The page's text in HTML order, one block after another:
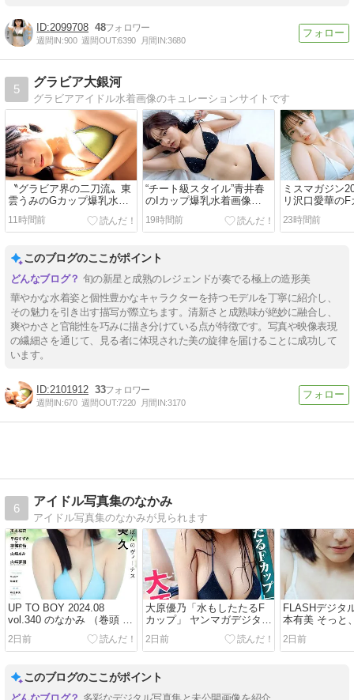
2099708 48
週間IN:900 週間OUT:6390 月間IN:3680
5
グラビア大銀河
グラビアアイドル水着画像のキュレーションサイトです
〝グラビア界の二刀流〟東
雲うみのGカップ爆乳水着
画像【112：知的オーラと
魅惑の曲線美が放つ至高の
11時間前
“チート級スタイル”青井春
のIカップ爆乳水着画像
【29：圧倒的スケールと洗
練された美学の共演】
19時間前
ミスマガジン
リ沢口愛華の
水着画像【
格を纏う至高
23時間前
このブログのここがポイント
旬の新星と成熟のレジェンドが奏でる極上の造形美
華やかな水着姿と個性豊かなキャラクターを持つモデルを丁寧に紹介し、
その魅力を引き出す描写が際立ちます。清新さと成熟味が絶妙に融合し、
爽やかさと官能性を巧みに描き分けている点が特徴です。写真や映像表現
の繊細さを通じて、見る者に体現された美の旋律を届けることに成功して
います。
2101912 33
週間IN:670 週間OUT:7220 月間IN:3170
6
アイドル写真集のなかみ
アイドル写真集のなかみが見られます
UP TO BOY 2024.08
vol.340 のなかみ （巻頭 田
中美久）
2日前
大原優乃「水もしたたるF
カップ」 ヤンマガデジタル
写真集のなかみ
2日前
FLASHデジタ
本有美 そっと
のなかみ
2日前
このブログのここがポイント